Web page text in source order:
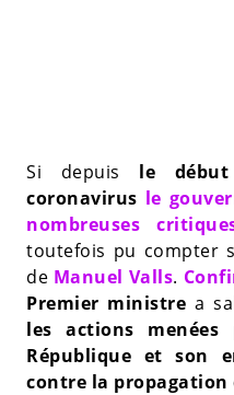
Si depuis le
coronavirus le
nombreuses
toutefois pu compter
de Manuel Valls.
Premier ministre a
les actions
République et son
contre la